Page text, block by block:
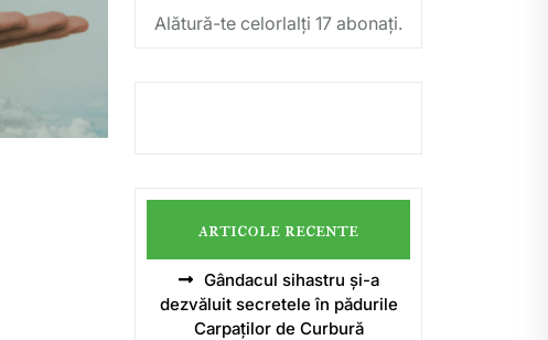
Alătură-te celorlalți 17 abonați.
articole recente
Gândacul sihastru și-a
dezvăluit secretele în pădurile
Carpaților de Curbură